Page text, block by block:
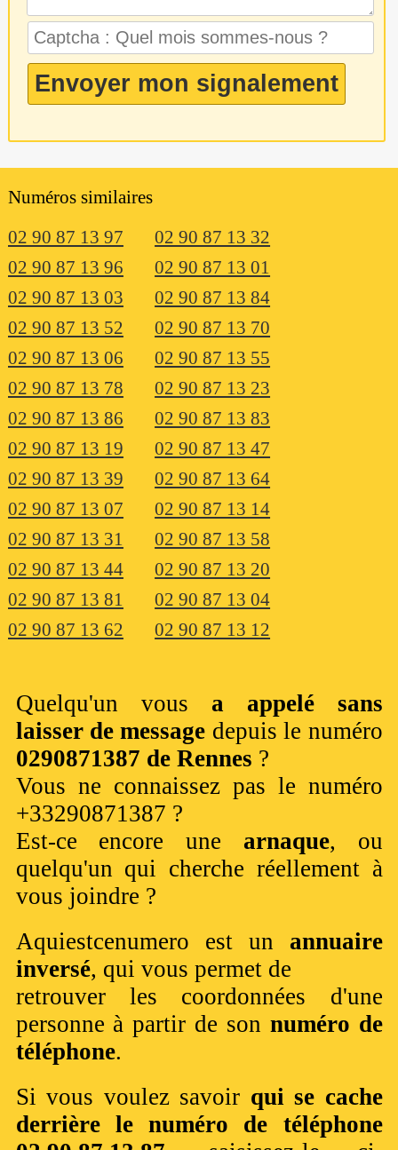
Numéros similaires
02 90 87 13 97
02 90 87 13 32
02 90 87 13 96
02 90 87 13 01
02 90 87 13 03
02 90 87 13 84
02 90 87 13 52
02 90 87 13 70
02 90 87 13 06
02 90 87 13 55
02 90 87 13 78
02 90 87 13 23
02 90 87 13 86
02 90 87 13 83
02 90 87 13 19
02 90 87 13 47
02 90 87 13 39
02 90 87 13 64
02 90 87 13 07
02 90 87 13 14
02 90 87 13 31
02 90 87 13 58
02 90 87 13 44
02 90 87 13 20
02 90 87 13 81
02 90 87 13 04
02 90 87 13 62
02 90 87 13 12
Quelqu'un vous a appelé sans
laisser de message depuis le numéro
0290871387 de Rennes ?
Vous ne connaissez pas le numéro
+33290871387 ?
Est-ce encore une arnaque, ou
quelqu'un qui cherche réellement à
vous joindre ?
Aquiestcenumero est un annuaire
inversé, qui vous permet de
retrouver les coordonnées d'une
personne à partir de son numéro de
téléphone.
Si vous voulez savoir qui se cache
derrière le numéro de téléphone